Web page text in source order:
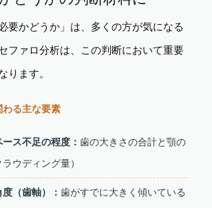
要かどうか」は、多くの方が気になる
ファロ分析は、この判断において重要
ります。
る主な要素
ス不足の程度： 歯の大きさの合計と顎の
ウディング量）
（歯軸）： 歯がすでに大きく傾いている